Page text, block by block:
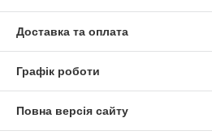
Доставка та оплата
Графік роботи
Повна версія сайту